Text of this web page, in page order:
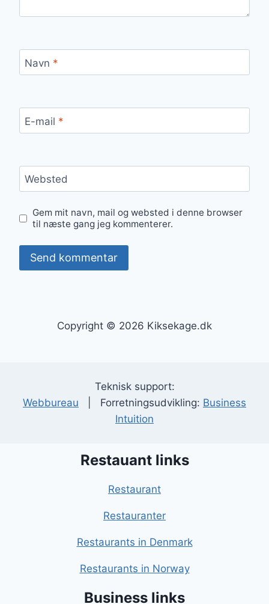
Navn *
E-mail *
Websted
Gem mit navn, mail og websted i denne browser
til næste gang jeg kommenterer.
Copyright © 2026 Kiksekage.dk
Teknisk support:
Webbureau | Forretningsudvikling: Business
Intuition
Restauant links
Restaurant
Restauranter
Restaurants in Denmark
Restaurants in Norway
Business links